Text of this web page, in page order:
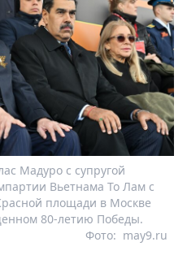
Мадуро с супругой
Вьетнама То Лам с
площади в Москве
80-летию Победы.
may9.ru
Фото: